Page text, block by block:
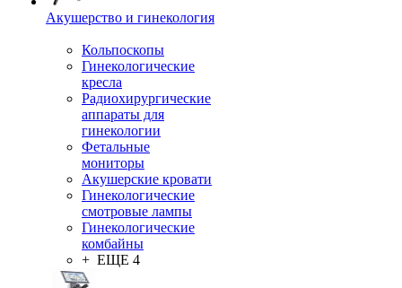
Акушерство и гинекология
Кольпоскопы
Гинекологические
кресла
Радиохирургические
аппараты для
гинекологии
Фетальные
мониторы
Акушерские кровати
Гинекологические
смотровые лампы
Гинекологические
комбайны
+ ЕЩЕ 4